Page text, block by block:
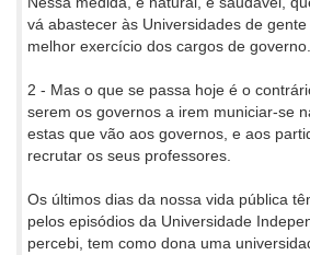
vá abastecer às Universidades de
melhor exercício dos cargos de governo.
2 - Mas o que se passa hoje é o
serem os governos a irem municiar-se
estas que vão aos governos, e aos
recrutar os seus professores.
Os últimos dias da nossa vida pública
pelos episódios da Universidade
percebi, tem como dona uma